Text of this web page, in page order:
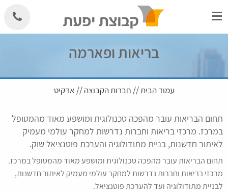
to
בריאות ופארמה
עמוד הבית// חברות הקבוצה// אדקיט
תחום הבריאות עובר מהפכה טכנולוגית ומושפע מאוד מהמטופל
במרכז. מרכזי בריאות וחברות נדרשות למחקר עולמי מעמיק
לאיתור חדשנות, בניית מתודולוגיה והערכת פוטנציאל שוק.
תחום הבריאות עובר מהפכה טכנולוגית ומושפע מאוד מהמטופל במרכז.
מרכזי בריאות וחברות נדרשות למחקר עולמי מעמיק לאיתור חדשנות,
לבניית מתודולוגיה ועד להערכת פוטנציאל.